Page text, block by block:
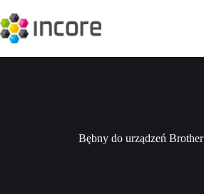
do
treści
Bębny do urządzeń Brother